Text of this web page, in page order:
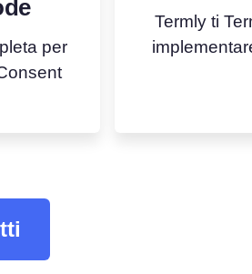
per
Termly ti